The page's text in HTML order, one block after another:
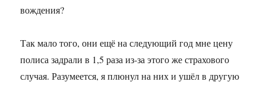
вождения?
Так мало того, они ещё на следующий год мне цену
полиса задрали в 1,5 раза из-за этого же страхового
случая. Разумеется, я плюнул на них и ушёл в другую